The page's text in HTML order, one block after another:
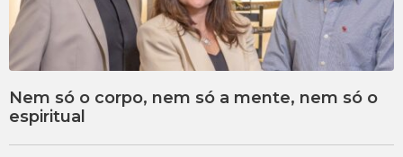
Nem só o corpo, nem só a mente, nem só o
espiritual